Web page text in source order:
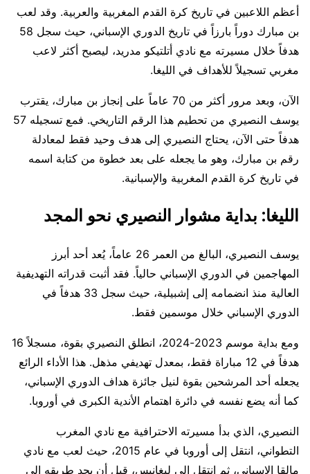
أعظم اللاعبين في تاريخ كرة القدم المغربية والعربية. وقد لعب
بن مبارك دوراً بارزاً في تاريخ الدوري الإسباني، حيث سجل 58
هدفاً خلال مسيرته مع نادي أتلتيكو مدريد، ليصبح أكثر لاعب
مغربي تسجيلاً للأهداف في الليغا.
الآن، وبعد مرور أكثر من 70 عاماً على إنجاز بن مبارك، يقترب
يوسف النصيري من تحطيم هذا الرقم التاريخي. فمع تسجيله 57
هدفاً حتى الآن، يحتاج النصيري إلى هدف وحيد فقط لمعادلة
رقم بن مبارك، وهو ما يجعله على بعد خطوة من كتابة اسمه
في تاريخ كرة القدم المغربية والإسبانية.
الليغا: بداية مشوار النصيري نحو المجد
يوسف النصيري، البالغ من العمر 26 عاماً، يُعد أحد أبرز
المهاجمين في الدوري الإسباني حالياً. فقد أثبت قدراته التهديفية
العالية منذ انضمامه إلى إشبيلية، حيث سجل 33 هدفاً في
الدوري الإسباني خلال موسمين فقط.
ومع بداية موسم 2023-2024، انطلق النصيري بقوة، مسجلاً 16
هدفاً في 12 مباراة فقط، بمعدل تهديفي مذهل. هذا الأداء الرائع
يجعله أحد المرشحين بقوة لنيل جائزة هداف الدوري الإسباني،
كما أنه يضع نفسه في دائرة اهتمام الأندية الكبرى في أوروبا.
النصيري، الذي بدأ مسيرته الاحترافية مع نادي المغرب
التطواني، انتقل إلى أوروبا في عام 2015، حيث لعب مع نادي
مالقا الإسباني، ثم انتقل إلى ليغانيس، قبل أن يجد طريقه إلى